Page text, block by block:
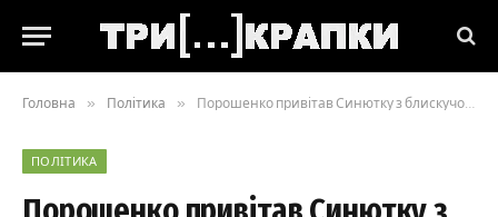
Головна » Політика » Порошенко привітав Синютку з блискучою перемогою над Садовим у дебатах
ПОЛІТИКА